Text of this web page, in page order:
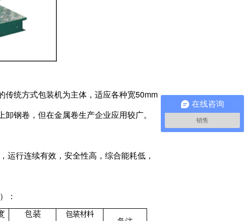
统方式包装机为主体，适应各种宽50mm
钢卷，但在金属卷生产企业应用较广。
运行连续有效，安全性高，综合能耗低，
：
在线咨询
销售